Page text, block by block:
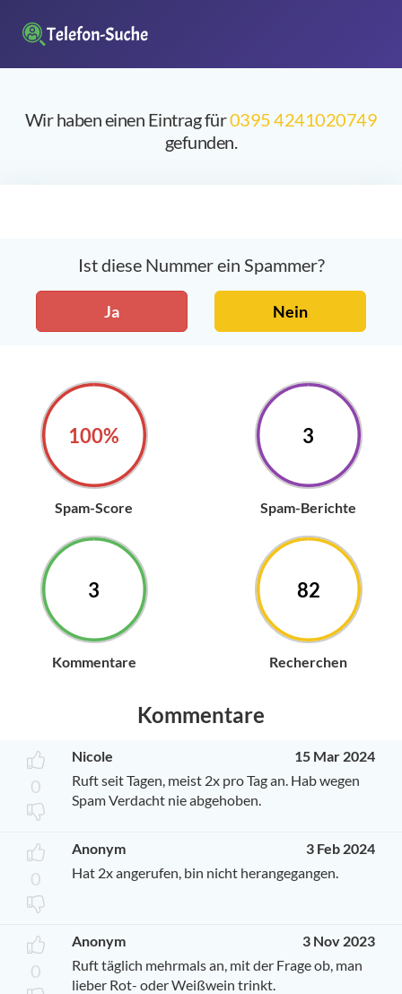
Wir haben einen Eintrag für0395 4241020749
gefunden.
Ist diese Nummer ein Spammer?
Ja Nein
100%
Spam-Score
3
Spam-Berichte
3
Kommentare
82
Recherchen
Kommentare
0
Nicole
15 Mar 2024
Ruft seit Tagen, meist 2x pro Tag an. Hab wegen
Spam Verdacht nie abgehoben.
0
Anonym
3 Feb 2024
Hat 2x angerufen, bin nicht herangegangen.
0
Anonym
3 Nov 2023
Ruft täglich mehrmals an, mit der Frage ob, man
lieber Rot- oder Weißwein trinkt.